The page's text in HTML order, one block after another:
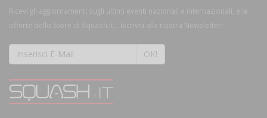
Ricevi gli aggiornamenti sugli ultimi eventi nazionali e internazionali, e le
offerte dello Store di Squash.it... Iscriviti alla nostra Newsletter!
OK!